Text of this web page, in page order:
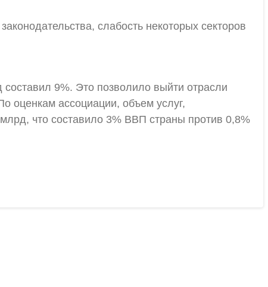
слабость некоторых секторов
9%. Это позволило выйти отрасли
оценкам ассоциации, объем услуг,
что составило 3% ВВП страны против 0,8%